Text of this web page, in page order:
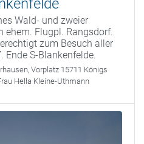
Wald- und zweier
ehem. Flugpl. Rangsdorf.
zum Besuch aller
Ende S-Blankenfelde.
Vorplatz 15711 Königs
Hella Kleine-Uthmann